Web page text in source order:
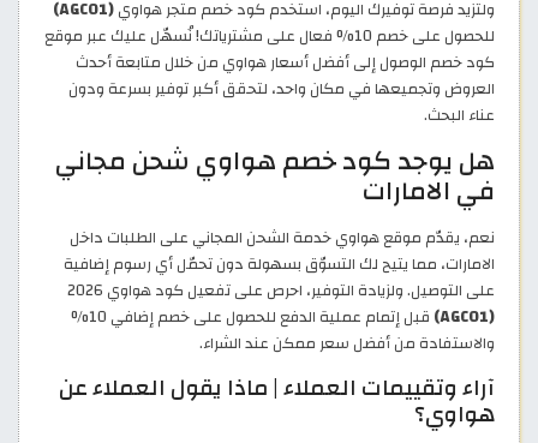
ولتزيد فرصة توفيرك اليوم، استخدم كود خصم متجر هواوي(AGC01)
للحصول على خصم 10% فعال على مشترياتك! نُسهّل عليك عبر موقع
كود خصم الوصول إلى أفضل أسعار هواوي من خلال متابعة أحدث
العروض وتجميعها في مكان واحد، لتحقق أكبر توفير بسرعة ودون
عناء البحث.
هل يوجد كود خصم هواوي شحن مجاني
في الامارات
نعم، يقدّم موقع هواوي خدمة الشحن المجاني على الطلبات داخل
الامارات، مما يتيح لك التسوّق بسهولة دون تحمّل أي رسوم إضافية
على التوصيل. ولزيادة التوفير، احرص على تفعيل كود هواوي 2026
(AGC01)
قبل إتمام عملية الدفع للحصول على خصم إضافي 10%
والاستفادة من أفضل سعر ممكن عند الشراء.
آراء وتقييمات العملاء | ماذا يقول العملاء عن
هواوي؟